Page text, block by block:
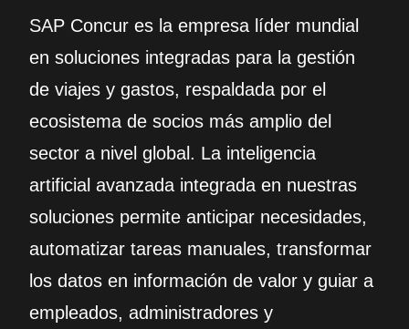
SAP Concur es la empresa líder mundial
en soluciones integradas para la gestión
de viajes y gastos, respaldada por el
ecosistema de socios más amplio del
sector a nivel global. La inteligencia
artificial avanzada integrada en nuestras
soluciones permite anticipar necesidades,
automatizar tareas manuales, transformar
los datos en información de valor y guiar a
empleados, administradores y